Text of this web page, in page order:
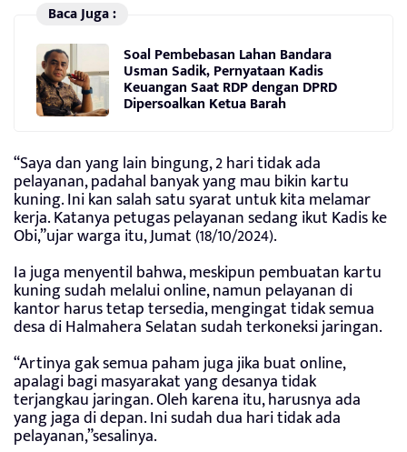
Baca Juga :
Soal Pembebasan Lahan Bandara
Usman Sadik, Pernyataan Kadis
Keuangan Saat RDP dengan DPRD
Dipersoalkan Ketua Barah
“Saya dan yang lain bingung, 2 hari tidak ada
pelayanan, padahal banyak yang mau bikin kartu
kuning. Ini kan salah satu syarat untuk kita melamar
kerja. Katanya petugas pelayanan sedang ikut Kadis ke
Obi,”ujar warga itu, Jumat (18/10/2024).
Ia juga menyentil bahwa, meskipun pembuatan kartu
kuning sudah melalui online, namun pelayanan di
kantor harus tetap tersedia, mengingat tidak semua
desa di Halmahera Selatan sudah terkoneksi jaringan.
“Artinya gak semua paham juga jika buat online,
apalagi bagi masyarakat yang desanya tidak
terjangkau jaringan. Oleh karena itu, harusnya ada
yang jaga di depan. Ini sudah dua hari tidak ada
pelayanan,”sesalinya.